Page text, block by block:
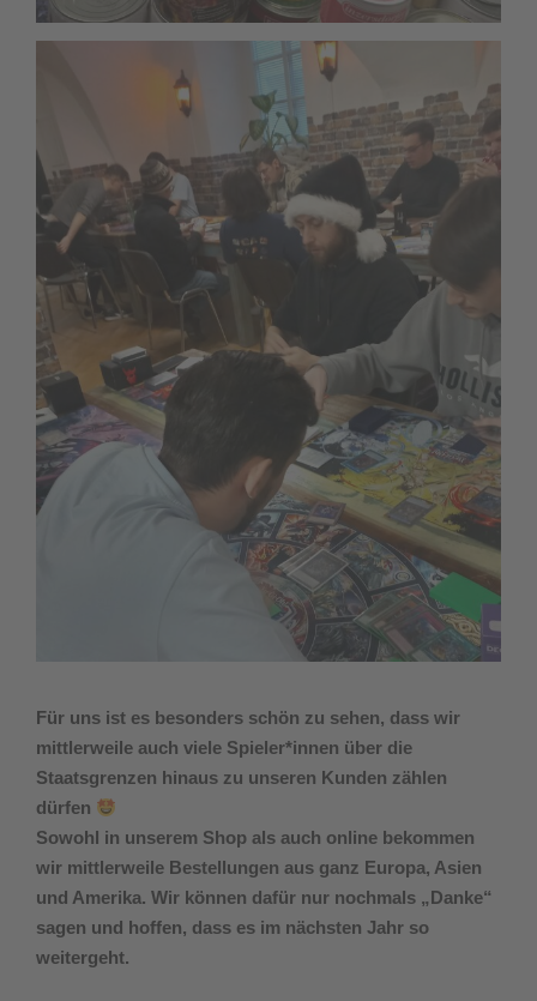
Für uns ist es besonders schön zu sehen, dass wir
mittlerweile auch viele Spieler*innen über die
Staatsgrenzen hinaus zu unseren Kunden zählen
dürfen
Sowohl in unserem Shop als auch online bekommen
wir mittlerweile Bestellungen aus ganz Europa, Asien
und Amerika. Wir können dafür nur nochmals „Danke“
sagen und hoffen, dass es im nächsten Jahr so
weitergeht.